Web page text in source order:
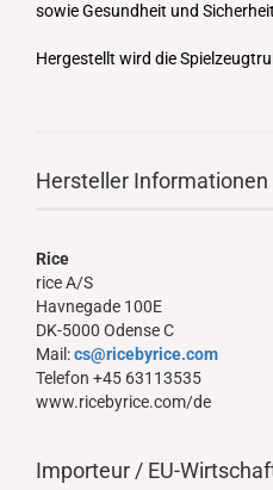
sowie Gesundheit und
Hergestellt wird die
Hersteller Informationen
Rice
rice A/S
Havnegade 100E
DK-5000 Odense C
Mail:cs@ricebyrice.com
Telefon +45 63113535
www.ricebyrice.com/de
Importeur / EU-